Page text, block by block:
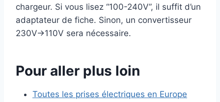
chargeur. Si vous lisez “100-240V”, il suffit d’un
adaptateur de fiche. Sinon, un convertisseur
230V→110V sera nécessaire.
Pour aller plus loin
Toutes les prises électriques en Europe